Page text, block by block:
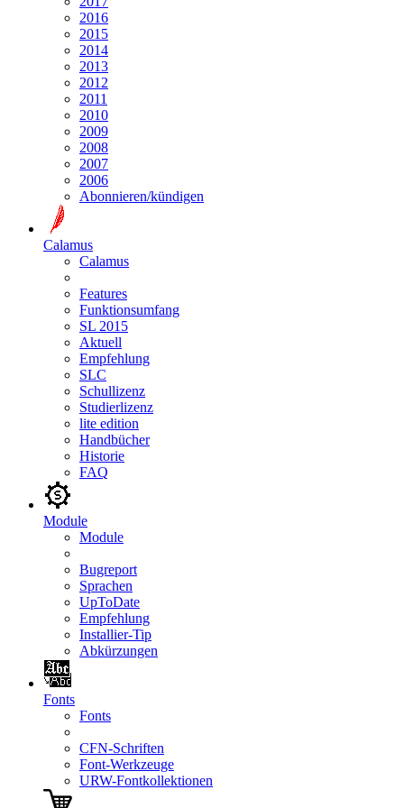
2016
2015
2014
2013
2012
2011
2010
2009
2008
2007
2006
Abonnieren/kündigen
Calamus
Calamus
Features
Funktionsumfang
SL 2015
Aktuell
Empfehlung
SLC
Schullizenz
Studierlizenz
lite edition
Handbücher
Historie
FAQ
Module
Module
Bugreport
Sprachen
UpToDate
Empfehlung
Installier-Tip
Abkürzungen
Fonts
Fonts
CFN-Schriften
Font-Werkzeuge
URW-Fontkollektionen